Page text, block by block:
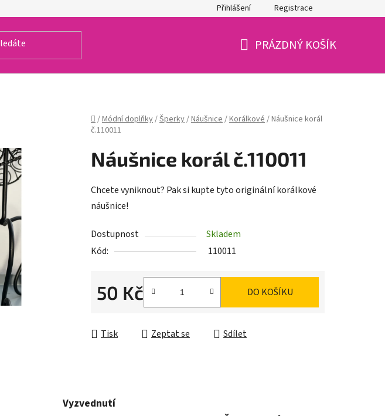
Přihlášení Registrace
PRÁZDNÝ KOŠÍK
Domů
/Módní doplňky/Šperky/Náušnice/Korálkové/Náušnice korál
č.110011
Náušnice korál č.110011
Chcete vyniknout? Pak si kupte tyto originální korálkové
náušnice!
Dostupnost
Skladem
Kód:
110011
50 Kč DO KOŠÍKU
Tisk Zeptat se Sdílet
Vyzvednutí